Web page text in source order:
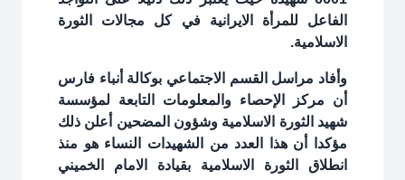
الفاعل للمرأة الايرانية في كل مجالات الثورة
الاسلامية.
وأفاد مراسل القسم الاجتماعي بوكالة أنباء فارس
أن مركز الإحصاء والمعلومات التابعة لمؤسسة
شهيد الثورة الاسلامية وشؤون المضحين أعلن ذلك
مؤكدا أن هذا العدد من الشهيدات النساء هو منذ
انطلاق الثورة الاسلامية بقيادة الامام الخميني